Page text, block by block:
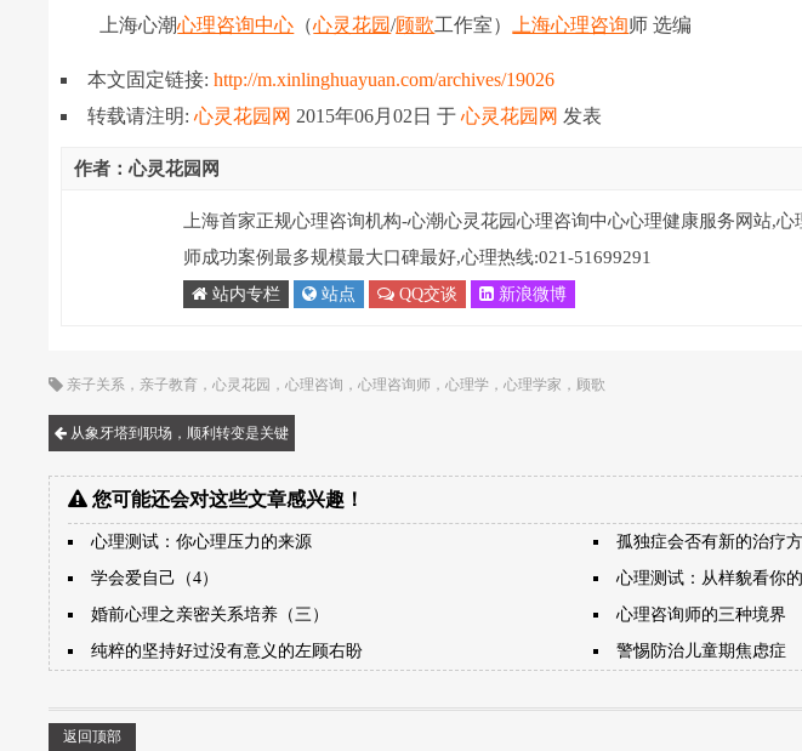
上海心潮心理咨询中心 （心灵花园/顾歌工作室） 上海心理咨询师 选编
本文固定链接:http://m.xinlinghuayuan.com/archives/19026
转载请注明:心灵花园网 2015年06月02日于心灵花园网 发表
作者：心灵花园网
上海首家正规心理咨询机构-心潮心灵花园心理咨询中心心理健康服务网站,
师成功案例最多规模最大口碑最好,心理热线:021-51699291
站内专栏 站点 QQ交谈 新浪微博
亲子关系 ， 亲子教育 ，心灵花园 ，心理咨询 ，心理咨询师 ，心理学 ，心理学家 ， 顾歌
从象牙塔到职场，顺利转变是关键
您可能还会对这些文章感兴趣！
心理测试：你心理压力的来源
孤独症会否有新的治疗
学会爱自己（4）
心理测试：从样貌看你
婚前心理之亲密关系培养（三）
心理咨询师的三种境界
纯粹的坚持好过没有意义的左顾右盼
警惕防治儿童期焦虑症
返回顶部